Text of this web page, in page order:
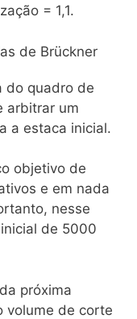
= 1,1.
de Brückner
do quadro de
arbitrar um
a estaca inicial.
objetivo de
e em nada
nesse
de 5000
próxima
volume de corte